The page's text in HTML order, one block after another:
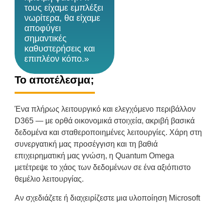
τους είχαμε εμπλέξει
νωρίτερα, θα είχαμε
αποφύγει
σημαντικές
καθυστερήσεις και
επιπλέον κόπο.»
Το αποτέλεσμα;
Ένα πλήρως λειτουργικό και ελεγχόμενο περιβάλλον
D365 — με ορθά οικονομικά στοιχεία, ακριβή βασικά
δεδομένα και σταθεροποιημένες λειτουργίες. Χάρη στη
συνεργατική μας προσέγγιση και τη βαθιά
επιχειρηματική μας γνώση, η Quantum Omega
μετέτρεψε το χάος των δεδομένων σε ένα αξιόπιστο
θεμέλιο λειτουργίας.
Αν σχεδιάζετε ή διαχειρίζεστε μια υλοποίηση Microsoft